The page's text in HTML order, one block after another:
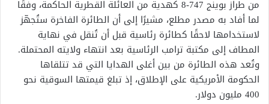
من طراز بوينج 747-8 كهدية من العائلة القطرية الحاكمة، وفقًا
لما أفاد به مصدر مطلع، مشيرًا إلى أن الطائرة الفاخرة ستُجهّز
لاستخدامها لاحقًا كطائرة رئاسية قبل أن تُنقل في نهاية
المطاف إلى مكتبة ترامب الرئاسية بعد انتهاء ولايته المحتملة.
وتُعد هذه الطائرة من بين أغلى الهدايا التي قد تتلقاها
الحكومة الأمريكية على الإطلاق، إذ تبلغ قيمتها السوقية نحو
400 مليون دولار.